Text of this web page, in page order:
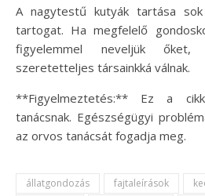
A nagytestű kutyák tartása
tartogat. Ha megfelelő
figyelemmel neveljük
szeretetteljes társainkká válnak.
**Figyelmeztetés:** Ez a
tanácsnak. Egészségügyi
az orvos tanácsát fogadja meg.
állatgondozás fajtaleírások